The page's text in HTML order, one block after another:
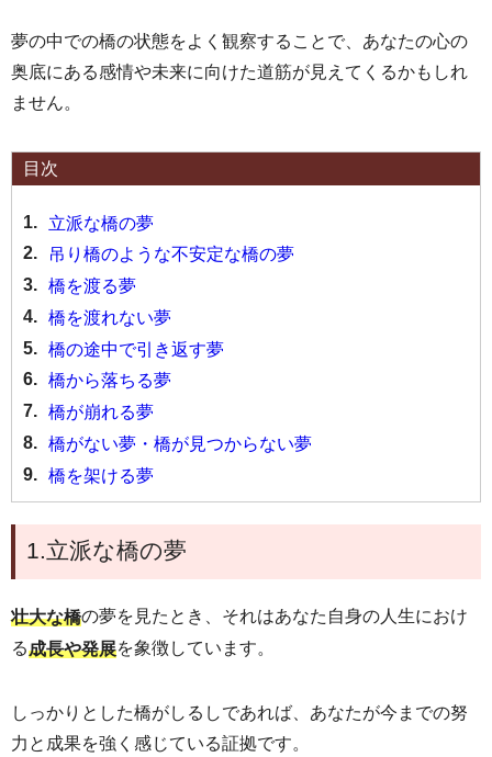
夢の中での橋の状態をよく観察することで、あなたの心の
奥底にある感情や未来に向けた道筋が見えてくるかもしれ
ません。
目次
1.
立派な橋の夢
2.
吊り橋のような不安定な橋の夢
3. 橋を渡る夢
4. 橋を渡れない夢
5. 橋の途中で引き返す夢
6. 橋から落ちる夢
7. 橋が崩れる夢
8. 橋がない夢・橋が見つからない夢
9. 橋を架ける夢
1.立派な橋の夢
壮大な橋の夢を見たとき、それはあなた自身の人生におけ
る成長や発展を象徴しています。
しっかりとした橋がしるしであれば、あなたが今までの努
力と成果を強く感じている証拠です。